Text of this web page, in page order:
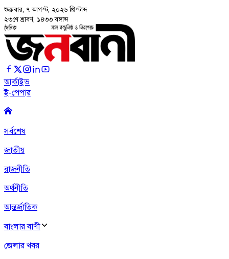
শুক্রবার, ৭ আগস্ট, ২০২৬ খ্রিস্টাব্দ
২৩শে শ্রাবণ, ১৪৩৩ বঙ্গাব্দ
আর্কাইভ
ই-পেপার
সর্বশেষ
জাতীয়
রাজনীতি
অর্থনীতি
আন্তর্জাতিক
বাংলার বাণী
জেলার খবর